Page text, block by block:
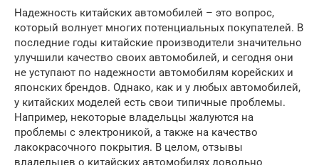
Надежность китайских автомобилей – это вопрос,
который волнует многих потенциальных покупателей. В
последние годы китайские производители значительно
улучшили качество своих автомобилей, и сегодня они
не уступают по надежности автомобилям корейских и
японских брендов. Однако, как и у любых автомобилей,
у китайских моделей есть свои типичные проблемы.
Например, некоторые владельцы жалуются на
проблемы с электроникой, а также на качество
лакокрасочного покрытия. В целом, отзывы
владельцев о китайских автомобилях довольно